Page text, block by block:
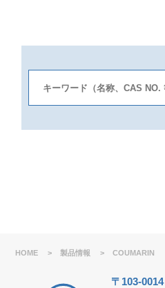
HOME > 製品情報 > COUMARIN
〒103-0014